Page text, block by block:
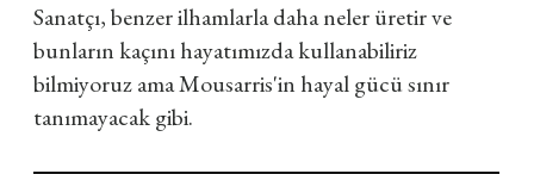
Sanatçı, benzer ilhamlarla daha neler üretir ve
bunların kaçını hayatımızda kullanabiliriz
bilmiyoruz ama Mousarris'in hayal gücü sınır
tanımayacak gibi.